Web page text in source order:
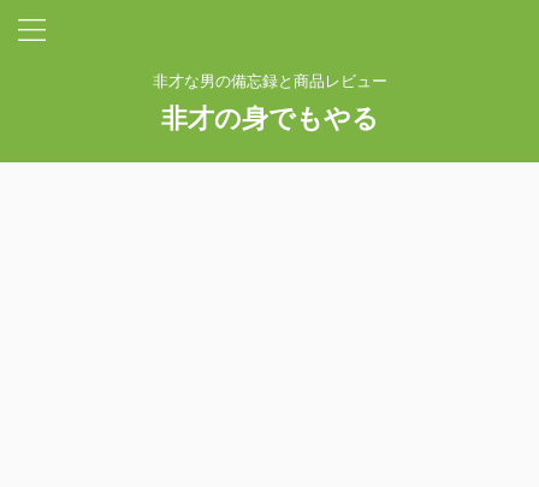
非才な男の備忘録と商品レビュー
非才の身でもやる